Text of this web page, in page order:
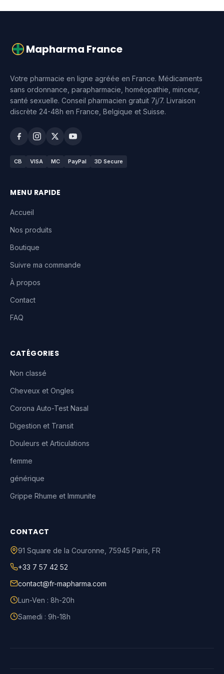
Mapharma France
Votre pharmacie en ligne agréée en France. Médicaments
sans ordonnance, parapharmacie, homéopathie, minceur,
santé sexuelle. Conseil pharmacien gratuit 7j/7. Livraison
discrète 24-48h en France, Belgique et Suisse.
CB VISA MC PayPal 3D Secure
MENU RAPIDE
Accueil
Nos produits
Boutique
Suivre ma commande
À propos
Contact
FAQ
CATÉGORIES
Non classé
Cheveux et Ongles
Corona Auto-Test Nasal
Digestion et Transit
Douleurs et Articulations
femme
générique
Grippe Rhume et Immunite
CONTACT
91 Square de la Couronne 75945 Paris FR
+33 7 57 42 52
contact@fr-mapharma.com
Lun-Ven : 8h-20h
Samedi : 9h-18h